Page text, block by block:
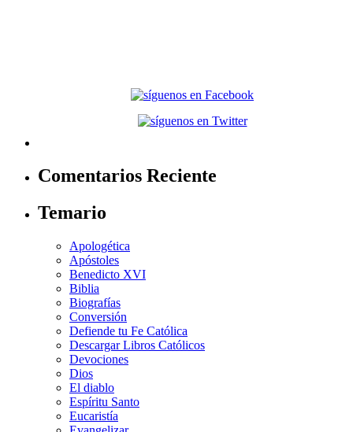
Comentarios Reciente
Temario
Apologética
Apóstoles
Benedicto XVI
Biblia
Biografías
Conversión
Defiende tu Fe Católica
Descargar Libros Católicos
Devociones
Dios
El diablo
Espíritu Santo
Eucaristía